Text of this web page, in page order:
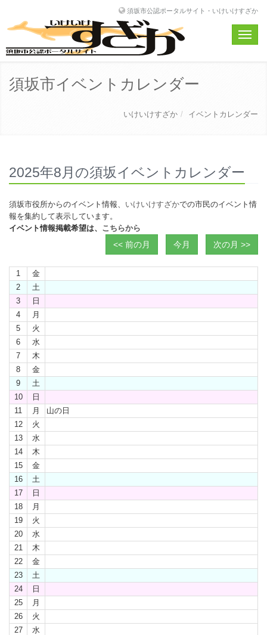
須坂市公認ポータルサイト・いけいけすざか
Toggle
須坂市イベントカレンダー
いけいけすざか イベントカレンダー
2025年8月の須坂イベントカレンダー
須坂市役所からのイベント情報、 いけいけすざかでの市民のイベント情
報を集約して表示しています。
イベント情報掲載希望は、 こちらから
<< 前の月 今月 次の月 >>
1
金
2
土
3
日
4
月
5
火
6
水
7
木
8
金
9
土
10
日
11
月
山の日
12
火
13
水
14
木
15
金
16
土
17
日
18
月
19
火
20
水
21
木
22
金
23
土
24
日
25
月
26
火
27
水